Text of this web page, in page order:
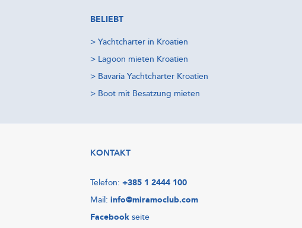
BELIEBT
> Yachtcharter in Kroatien
> Lagoon mieten Kroatien
> Bavaria Yachtcharter Kroatien
> Boot mit Besatzung mieten
KONTAKT
Telefon: +385 1 2444 100
Mail: info@miramoclub.com
Facebook seite